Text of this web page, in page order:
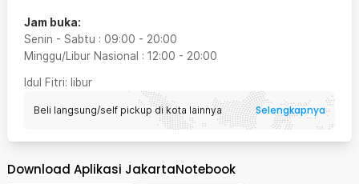
Jam buka:
Senin - Sabtu : 09:00 - 20:00
Minggu/Libur Nasional : 12:00 - 20:00
Idul Fitri: libur
Beli langsung/self pickup di kota lainnya Selengkapnya
Download Aplikasi JakartaNotebook